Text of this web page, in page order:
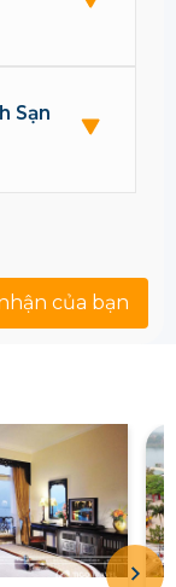
Sạn
của bạn